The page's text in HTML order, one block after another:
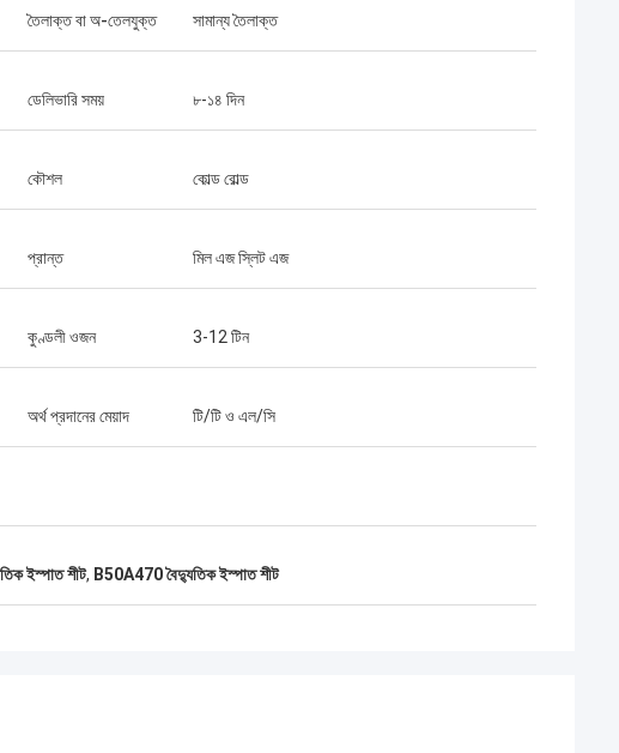
তৈলাক্ত বা অ-তেলযুক্ত সামান্য তৈলাক্ত
ডেলিভারি সময় ৮-১৪ দিন
কৌশল কোল্ড রোল্ড
প্রান্ত মিল এজ স্লিট এজ
কুণ্ডলী ওজন 3-12 টিন
অর্থ প্রদানের মেয়াদ টি/টি ও এল/সি
ইস্পাত শীট, B50A470 বৈদ্যুতিক ইস্পাত শীট